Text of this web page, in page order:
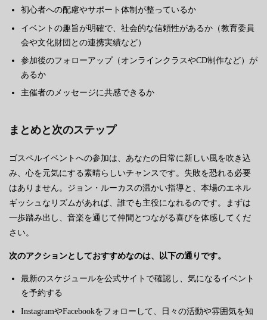
初心者への配慮やサポート体制が整っているか
イベントの趣旨が明確で、社会的な信頼性があるか（教育委員
会や文化財団との連携実績など）
参加後のフォローアップ（オンラインクラスやCD制作など）が
あるか
主催者のメッセージに共感できるか
まとめと次のステップ
ゴスペルイベントへの参加は、あなたの日常に新しい風を吹き込
み、心を元気にする素晴らしいチャンスです。失敗を恐れる必要
はありません。ジョン・ルーカスの温かい指導と、本場のエネル
ギッシュなリズムがあれば、誰でも主役になれるのです。まずは
一歩踏み出し、音楽を通じて仲間とつながる喜びを体感してくだ
さい。
次のアクションとしておすすめなのは、以下の通りです。
最新のスケジュールを公式サイトで確認し、気になるイベント
を予約する
InstagramやFacebookをフォローして、日々の活動や雰囲気を知